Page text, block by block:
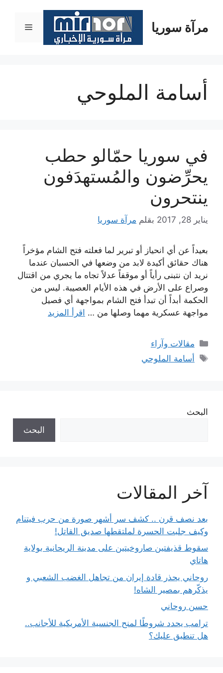
المحتوىمرآة سوريا القائمة
أسامة الملوحي
في سوريا حمّالو حطب
يحرِّضون والمُستهدَفون
ينتحرون
يناير 28, 2017 بقلم مرآة سوريا
بعيداً عن أي انحياز أو تبرير لما فعلته فتح الشام مؤخراً
هناك حقائق أكيدة لابد من وضعها في الحسبان عندما
نريد ان نتبنى رأياً أو موقفاً عدلاً تجاه ما يجري من اقتتال
وصراع على الأرض في هذه الأيام العصيبة. ليس من
الحكمة أبداً أن تبدأ فتح الشام بمواجهة أي فصيل
مواجهة عسكرية مهما وصلها من … اقرأ المزيد
التصنيفات
مقالات وآراء
الوسوم
أسامة الملوحي
البحث
البحث
آخر المقالات
بعد نصف قرن .. كشف سر أشهر صورة من حرب فيتنام
وكيف جلبت الحسرة لملتقطها صديق القاتل!
سقوط قذيفتين صاروخيتين على مدينة الريحانية بولاية
هاتاي
روحاني يحذر قادة إيران من تجاهل الغضب الشعبي و
يذكّرهم بمصير الشاه!
حسن روحاني
ترامب يحدد شروطًا لمنح الجنسية الأمريكية للأجانب..
هل تنطبق عليك؟